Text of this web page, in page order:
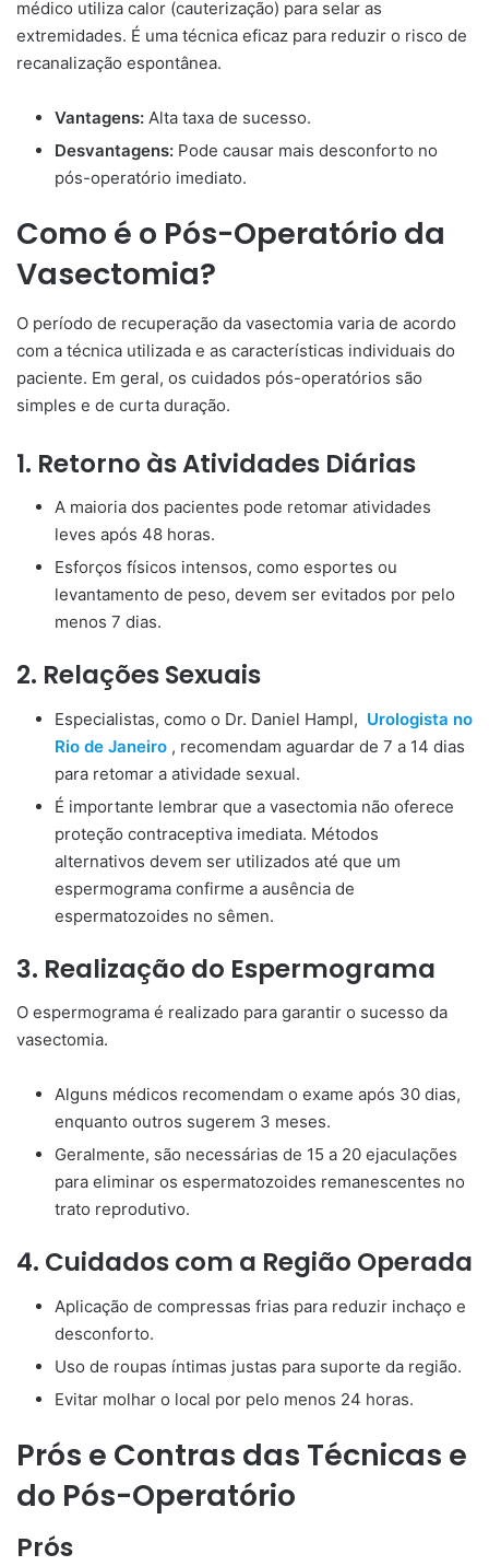
médico utiliza calor (cauterização) para selar as
extremidades. É uma técnica eficaz para reduzir o risco de
recanalização espontânea.
Vantagens: Alta taxa de sucesso.
Desvantagens: Pode causar mais desconforto no
pós-operatório imediato.
Como é o Pós-Operatório da
Vasectomia?
O período de recuperação da vasectomia varia de acordo
com a técnica utilizada e as características individuais do
paciente. Em geral, os cuidados pós-operatórios são
simples e de curta duração.
1. Retorno às Atividades Diárias
A maioria dos pacientes pode retomar atividades
leves após 48 horas.
Esforços físicos intensos, como esportes ou
levantamento de peso, devem ser evitados por pelo
menos 7 dias.
2. Relações Sexuais
Especialistas, como o Dr. Daniel Hampl, Urologista no
Rio de Janeiro , recomendam aguardar de 7 a 14 dias
para retomar a atividade sexual.
É importante lembrar que a vasectomia não oferece
proteção contraceptiva imediata. Métodos
alternativos devem ser utilizados até que um
espermograma confirme a ausência de
espermatozoides no sêmen.
3. Realização do Espermograma
O espermograma é realizado para garantir o sucesso da
vasectomia.
Alguns médicos recomendam o exame após 30 dias,
enquanto outros sugerem 3 meses.
Geralmente, são necessárias de 15 a 20 ejaculações
para eliminar os espermatozoides remanescentes no
trato reprodutivo.
4. Cuidados com a Região Operada
Aplicação de compressas frias para reduzir inchaço e
desconforto.
Uso de roupas íntimas justas para suporte da região.
Evitar molhar o local por pelo menos 24 horas.
Prós e Contras das Técnicas e
do Pós-Operatório
Prós